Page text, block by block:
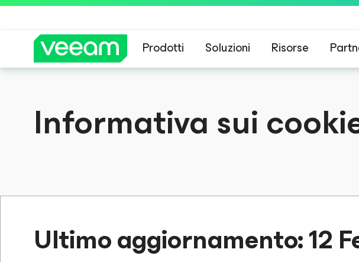
Prodotti Soluzioni Risorse
contenuti
Informativa sui
Ultimo aggiornamento: 12